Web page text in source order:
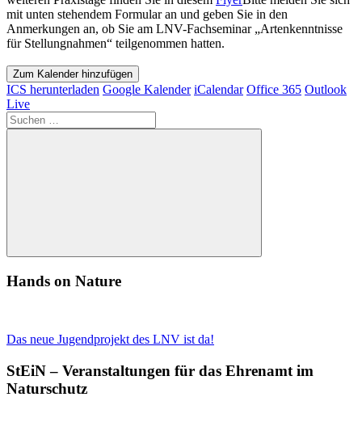
mit unten stehendem Formular an und geben Sie in den
Anmerkungen an, ob Sie am LNV-Fachseminar „Artenkenntnisse
für Stellungnahmen“ teilgenommen hatten.
Zum Kalender hinzufügen
ICS herunterladen Google Kalender iCalendar Office 365 Outlook
Live
Suchen
nach:
Suchen
Hands on Nature
Das neue Jugendprojekt des LNV ist da!
StEiN – Veranstaltungen für das Ehrenamt im
Naturschutz